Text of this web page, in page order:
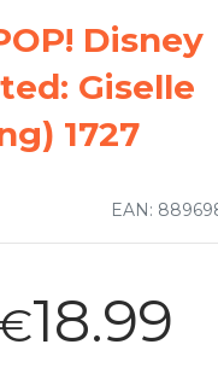
Disney
Giselle
1727
EAN:
18.99